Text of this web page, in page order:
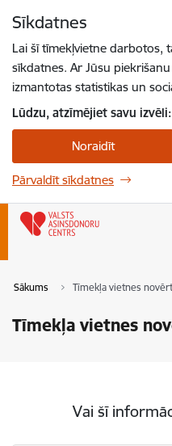
Sīkdatnes
Lai šī tīmekļvietne darbotos,
sīkdatnes. Ar Jūsu
izmantotas statistikas un
Lūdzu, atzīmējiet savu izvēli:
Noraidīt
Pārvaldīt sīkdatnes
Sākums Tīmekļa vietnes
Tīmekļa vietnes
Vai šī